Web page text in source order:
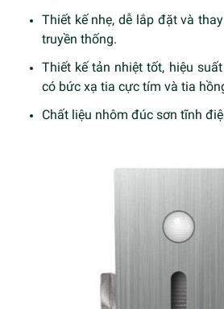
Thiết kế nhẹ, dễ lắp đặt và
truyền thống.
Thiết kế tản nhiệt tốt, hiệu
có bức xạ tia cực tím và tia
Chất liệu nhôm đúc sơn tĩnh